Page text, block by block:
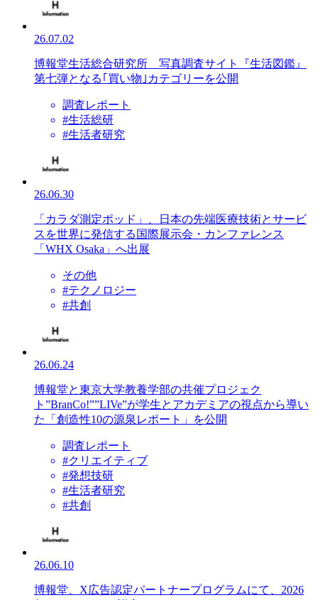
26.07.02
博報堂生活総合研究所 写真調査サイト『生活図鑑』
第七弾となる｢買い物｣カテゴリーを公開
調査レポート
#生活総研
#生活者研究
26.06.30
「カラダ測定ポッド」、日本の先端医療技術とサービ
スを世界に発信する国際展示会・カンファレンス
「WHX Osaka」へ出展
その他
#テクノロジー
#共創
26.06.24
博報堂と東京大学教養学部の共催プロジェク
ト”BranCo!””LIVe”が学生とアカデミアの視点から導い
た「創造性10の源泉レポート」を公開
調査レポート
#クリエイティブ
#発想技研
#生活者研究
#共創
26.06.10
博報堂、X広告認定パートナープログラムにて、2026